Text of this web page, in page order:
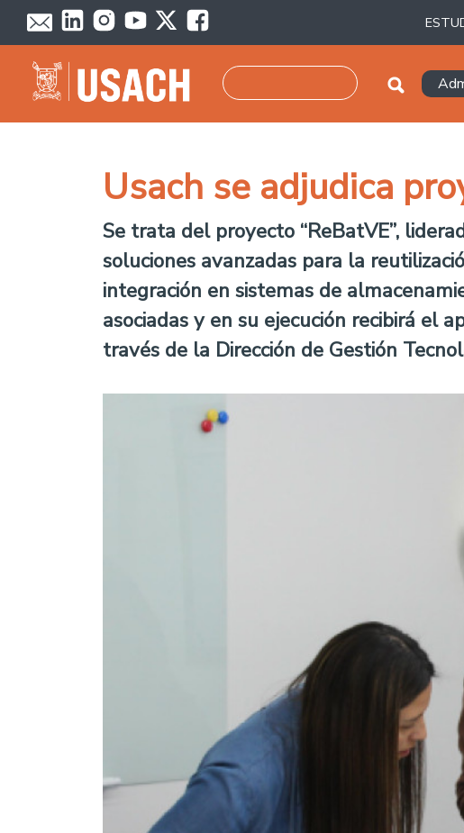
Pasar al contenido principal
Usach se adjudica
Se trata del proyecto “ReBatVE”,
soluciones avanzadas para la
integración en sistemas de
asociadas y en su ejecución recibirá el
través de la Dirección de Gestión